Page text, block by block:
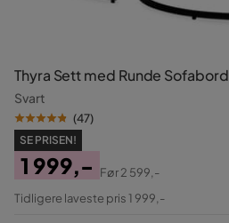
Thyra Sett med Runde Sofabord
Svart
(47)
SE PRISEN!
Pris
1 999,-
Original
Før2 599,-
Tidligere laveste pris 1 999,-